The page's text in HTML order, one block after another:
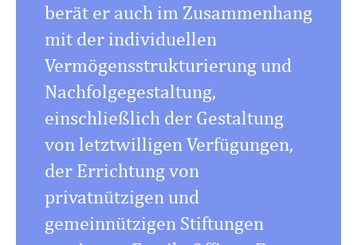
berät er auch im Zusammenhang
mit der individuellen
Vermögensstrukturierung und
Nachfolgegestaltung,
einschließlich der Gestaltung
von letztwilligen Verfügungen,
der Errichtung von
privatnützigen und
gemeinnützigen Stiftungen